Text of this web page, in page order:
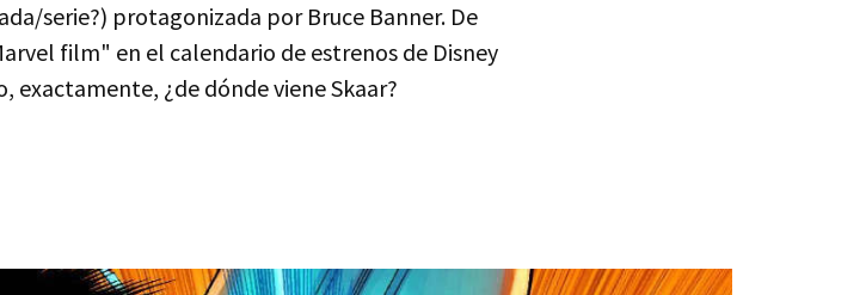
serie?) protagonizada por Bruce Banner. De
film" en el calendario de estrenos de Disney
exactamente, ¿de dónde viene Skaar?